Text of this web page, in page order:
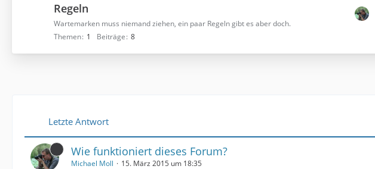
e
i
Regeln
Wartemarken muss niemand ziehen, ein paar Regeln gibt es aber doch.
Themen 1 Beiträge 8
L
e
r
Letzte Antwort
Wie funktioniert dieses Forum?
Michael Moll 15. März 2015 um 18:35